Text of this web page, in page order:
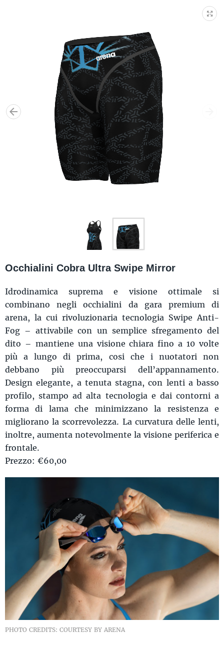
Occhialini Cobra Ultra Swipe Mirror
Idrodinamica suprema e visione ottimale si
combinano negli occhialini da gara premium di
arena, la cui rivoluzionaria tecnologia Swipe Anti-
Fog – attivabile con un semplice sfregamento del
dito – mantiene una visione chiara fino a 10 volte
più a lungo di prima, cosi che i nuotatori non
debbano più preoccuparsi dell’appannamento.
Design elegante, a tenuta stagna, con lenti a basso
profilo, stampo ad alta tecnologia e dai contorni a
forma di lama che minimizzano la resistenza e
migliorano la scorrevolezza. La curvatura delle lenti,
inoltre, aumenta notevolmente la visione periferica e
frontale.
Prezzo: €60,00
PHOTO CREDITS: COURTESY BY ARENA